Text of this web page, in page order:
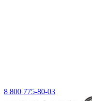
8 800 775-80-03